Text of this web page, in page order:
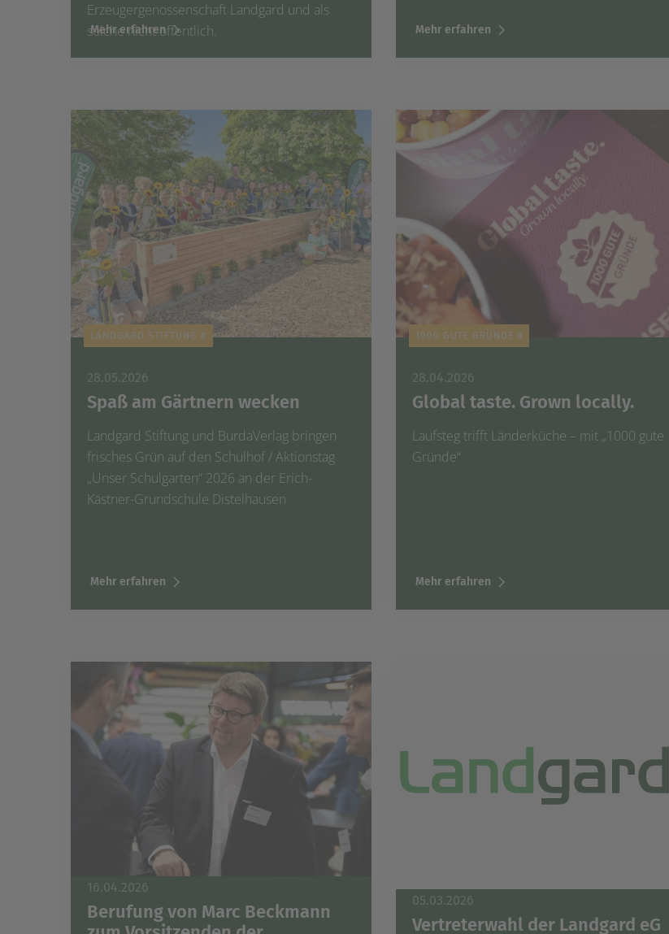
Erzeugergenossenschaft Landgard und als
solche nicht öffentlich.
Mehr erfahren Mehr erfahren
LANDGARD STIFTUNG #
28.05.2026
Spaß am Gärtnern wecken
Landgard Stiftung und BurdaVerlag bringen
frisches Grün auf den Schulhof / Aktionstag
„Unser Schulgarten“ 2026 an der Erich-
Kästner-Grundschule Distelhausen
Mehr erfahren
1000 GUTE GRÜNDE #
28.04.2026
Global taste. Grown locally.
Laufsteg trifft Länderküche – mit „1000 gute
Gründe“
Mehr erfahren
16.04.2026
Berufung von Marc Beckmann
05.03.2026
Vertreterwahl der Landgard eG